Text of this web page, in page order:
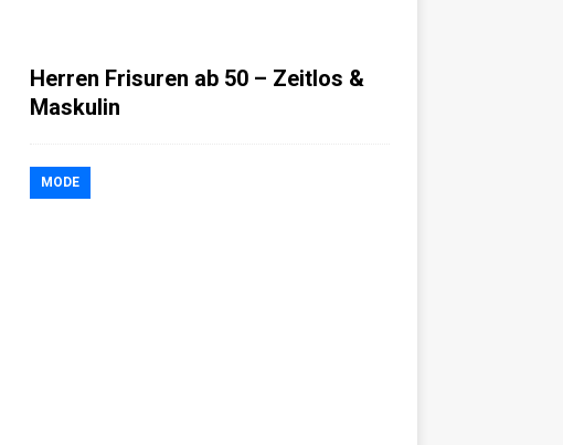
Herren Frisuren ab 50 – Zeitlos &
Maskulin
MODE